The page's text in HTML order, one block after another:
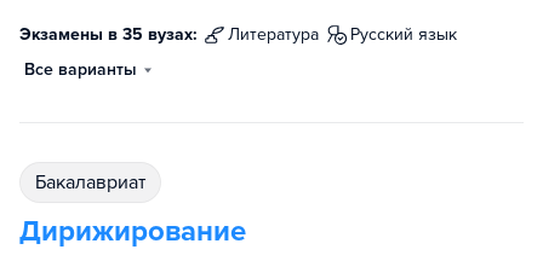
Экзамены в 35 вузах: литература
русский язык
Все варианты
бакалавриат
Дирижирование